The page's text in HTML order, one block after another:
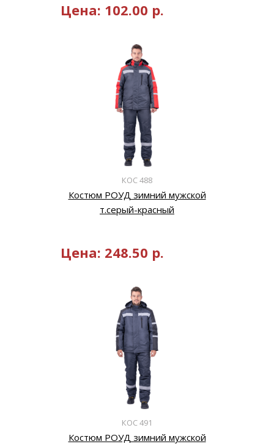
Цена: 102.00 р.
КОС 488
Костюм РОУД зимний мужской
т.серый-красный
Цена: 248.50 р.
КОС 491
Костюм РОУД зимний мужской